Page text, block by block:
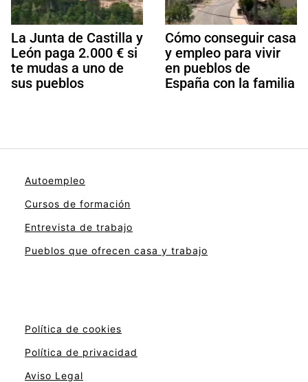
La Junta de Castilla y
León paga 2.000 € si
te mudas a uno de
sus pueblos
Cómo conseguir casa
y empleo para vivir
en pueblos de
España con la familia
Autoempleo
Cursos de formación
Entrevista de trabajo
Pueblos que ofrecen casa y trabajo
Política de cookies
Política de privacidad
Aviso Legal